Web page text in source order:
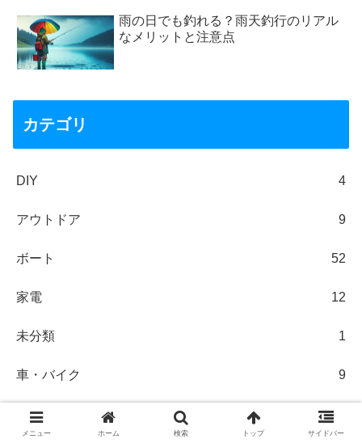
雨の日でも釣れる？雨天釣行のリアル
なメリットと注意点
カテゴリ
DIY 4
アウトドア 9
ボート 52
家電 12
未分類 1
車・バイク 9
釣り 36
メニュー ホーム 検索 トップ サイドバー